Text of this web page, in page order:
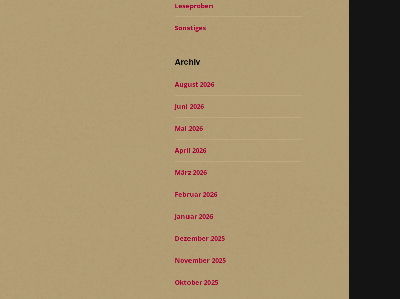
Leseproben
Sonstiges
Archiv
August 2026
Juni 2026
Mai 2026
April 2026
März 2026
Februar 2026
Januar 2026
Dezember 2025
November 2025
Oktober 2025